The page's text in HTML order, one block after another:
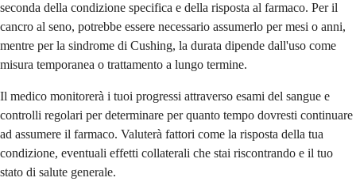
seconda della condizione specifica e della risposta al farmaco. Per il
cancro al seno, potrebbe essere necessario assumerlo per mesi o anni,
mentre per la sindrome di Cushing, la durata dipende dall'uso come
misura temporanea o trattamento a lungo termine.
Il medico monitorerà i tuoi progressi attraverso esami del sangue e
controlli regolari per determinare per quanto tempo dovresti continuare
ad assumere il farmaco. Valuterà fattori come la risposta della tua
condizione, eventuali effetti collaterali che stai riscontrando e il tuo
stato di salute generale.